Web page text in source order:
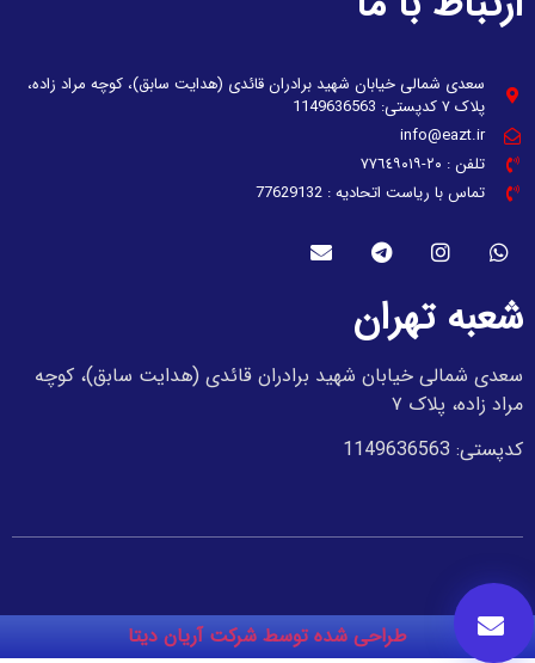
سعدی شمالی خیابان شهید برادران قائدی (هدایت سابق)، کوچه مراد زاده،
پلاک ۷ کدپستی: 1149636563
info@eazt.ir
تلفن : ٢٠-٧٧٦٤٩٠١٩
تماس با ریاست اتحادیه : 77629132
شعبه تهران
سعدی شمالی خیابان شهید برادران قائدی (هدایت سابق)، کوچه
مراد زاده، پلاک ۷
کدپستی: 1149636563
طراحی شده توسط شرکت آریان دیتا